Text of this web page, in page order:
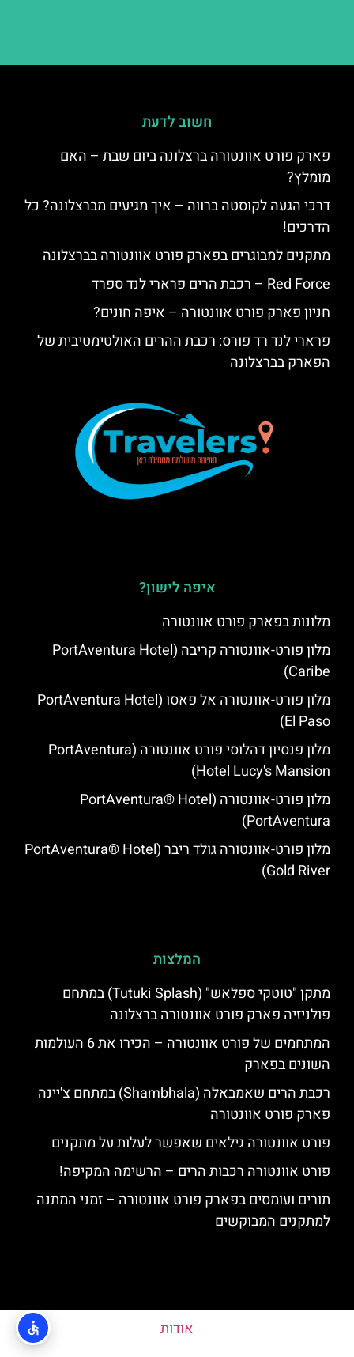
חשוב לדעת
פארק פורט אוונטורה ברצלונה ביום שבת – האם
מומלץ?
דרכי הגעה לקוסטה ברווה – איך מגיעים מברצלונה? כל
הדרכים!
מתקנים למבוגרים בפארק פורט אוונטורה בברצלונה
Red Force – רכבת הרים פרארי לנד ספרד
חניון פארק פורט אוונטורה – איפה חונים?
פרארי לנד רד פורס: רכבת ההרים האולטימטיבית של
הפארק בברצלונה
איפה לישון?
מלונות בפארק פורט אוונטורה
מלון פורט-אוונטורה קריבה (PortAventura Hotel
Caribe)
מלון פורט-אוונטורה אל פאסו (PortAventura Hotel
El Paso)
מלון פנסיון דהלוסי פורט אוונטורה (PortAventura
Hotel Lucy's Mansion‬)
מלון פורט-אוונטורה (PortAventura® Hotel
PortAventura)
מלון פורט-אוונטורה גולד ריבר (PortAventura® Hotel
Gold River)
המלצות
מתקן "טוטקי ספלאש" (Tutuki Splash) במתחם
פולניזיה פארק פורט אוונטורה ברצלונה
המתחמים של פורט אוונטורה – הכירו את 6 העולמות
השונים בפארק
רכבת הרים שאמבאלה (Shambhala) במתחם צ'יינה
פארק פורט אוונטורה
פורט אוונטורה גילאים שאפשר לעלות על מתקנים
פורט אוונטורה רכבות הרים – הרשימה המקיפה!
תורים ועומסים בפארק פורט אוונטורה – זמני המתנה
למתקנים המבוקשים
אודות